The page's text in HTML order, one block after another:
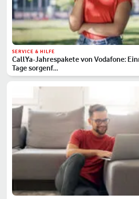
SERVICE & HILFE
CallYa-Jahrespakete von Vodafone:
Tage sorgenf…